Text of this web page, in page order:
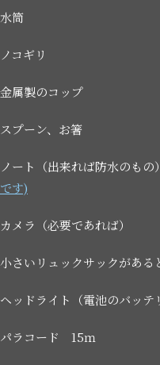
水筒
ノコギリ
金属製のコップ
スプーン、お箸
ノート（出来れば防水のも
です)
カメラ（必要であれば）
小さいリュックサックがある
ヘッドライト（電池のバッテ
パラコード 15ｍ